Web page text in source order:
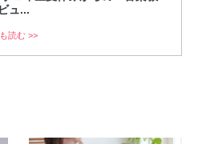
ュ...
読む >>